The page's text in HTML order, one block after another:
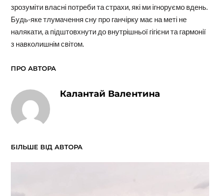
зрозуміти власні потреби та страхи, які ми ігноруємо вдень.
Будь-яке тлумачення сну про ганчірку має на меті не
налякати, а підштовхнути до внутрішньої гігієни та гармонії
з навколишнім світом.
ПРО АВТОРА
Калантай Валентина
БІЛЬШЕ ВІД АВТОРА